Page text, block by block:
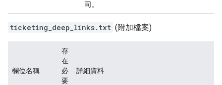
司。
ticketing_deep_links.txt (附加檔案)
欄位名稱
存
在
必
要
詳細資料